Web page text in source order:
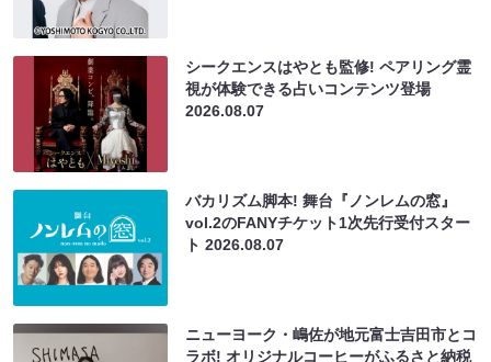
シークエンスはやとも監修! ペアリング霊
視が体験できる占いコンテンツ登場
2026.08.07
バカリズム脚本! 舞台『ノンレムの窓』
vol.2のFANYチケット1次先行受付スター
ト2026.08.07
ニューヨーク・嶋佐が地元富士吉田市とコ
ラボ! オリジナルコーヒーがふるさと納税